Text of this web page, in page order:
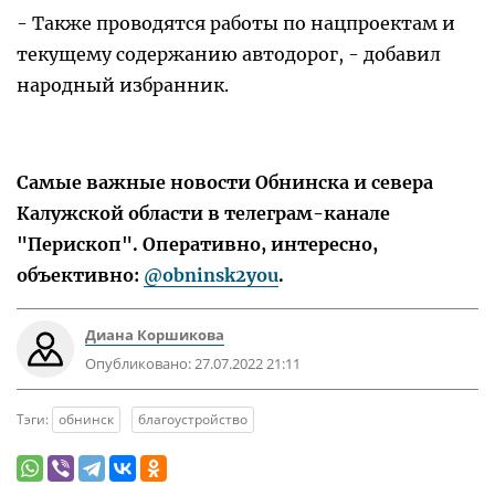
- Также проводятся работы по нацпроектам и
текущему содержанию автодорог, - добавил
народный избранник.
Самые важные новости Обнинска и севера
Калужской области в телеграм-канале
"Перископ". Оперативно, интересно,
объективно: @obninsk2you.
Диана Коршикова
Опубликовано:27.07.2022 21:11
Тэги: обнинск благоустройство